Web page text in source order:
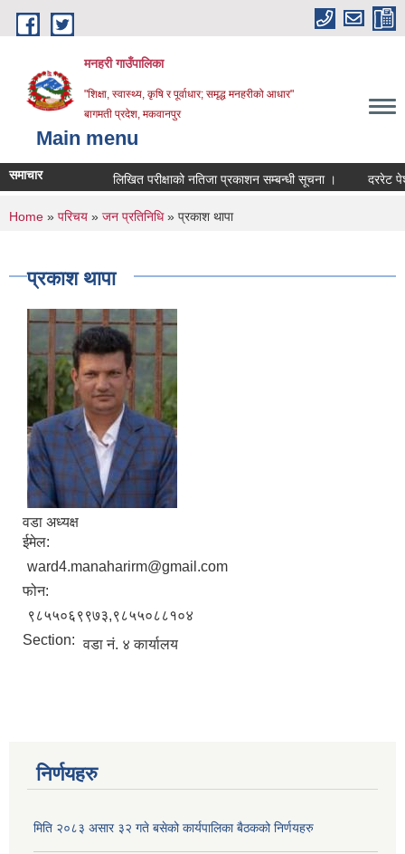
Skip to main content
मनहरी गाउँपालिका
"शिक्षा, स्वास्थ्य, कृषि र पूर्वाधार; समृद्ध मनहरीको आधार"
बागमती प्रदेश, मकवानपुर
Main menu
समाचार लिखित परीक्षाको नतिजा प्रकाशन सम्बन्धी सूचना । दररेट पेश गर्ने
You are here
Home » परिचय » जन प्रतिनिधि» प्रकाश थापा
प्रकाश थापा
वडा अध्यक्ष
ईमेल:
ward4.manaharirm@gmail.com
फोन:
९८५५०६९९७३,९८५५०८८१०४
Section: वडा नं. ४ कार्यालय
निर्णयहरु
मिति २०८३ असार ३२ गते बसेको कार्यपालिका बैठकको निर्णयहरु